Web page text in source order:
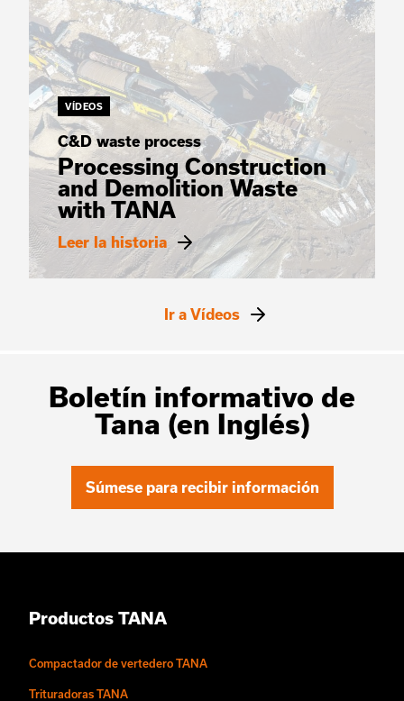
VÍDEOS
C&D waste process
Processing Construction
and Demolition Waste
with TANA
Leer la historia
Ir a Vídeos
Boletín informativo de
Tana (en Inglés)
Súmese para recibir información
Productos TANA
Compactador de vertedero TANA
Trituradoras TANA